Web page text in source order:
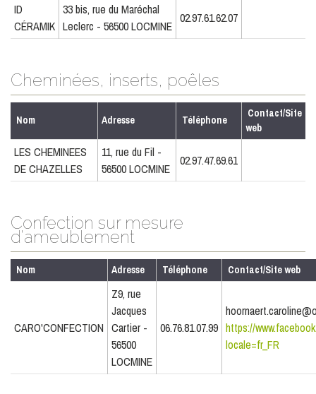
ID
CÉRAMIK
33 bis, rue du Maréchal
Leclerc - 56500 LOCMINE
02.97.61.62.07
Cheminées, inserts, poêles
Nom Adresse Téléphone
Contact/Site
web
LES CHEMINEES
DE CHAZELLES
11, rue du Fil -
56500 LOCMINE
02.97.47.69.61
Confection sur mesure
d'ameublement
Nom Adresse Téléphone Contact/Site web
CARO'CONFECTION
Z9, rue
Jacques
Cartier -
56500
LOCMINE
06.76.81.07.99 https://
locale=fr_FR